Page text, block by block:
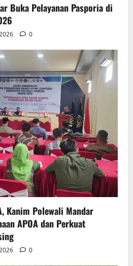
Buka Pelayanan Pasporia di
0
Kanim Polewali Mandar
APOA dan Perkuat
0